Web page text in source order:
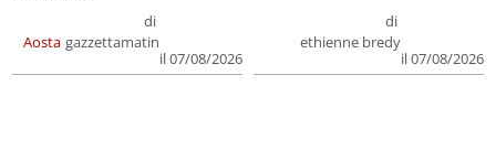
Aosta
di
gazzettamatin
il 07/08/2026
di
ethienne bredy
il 07/08/2026